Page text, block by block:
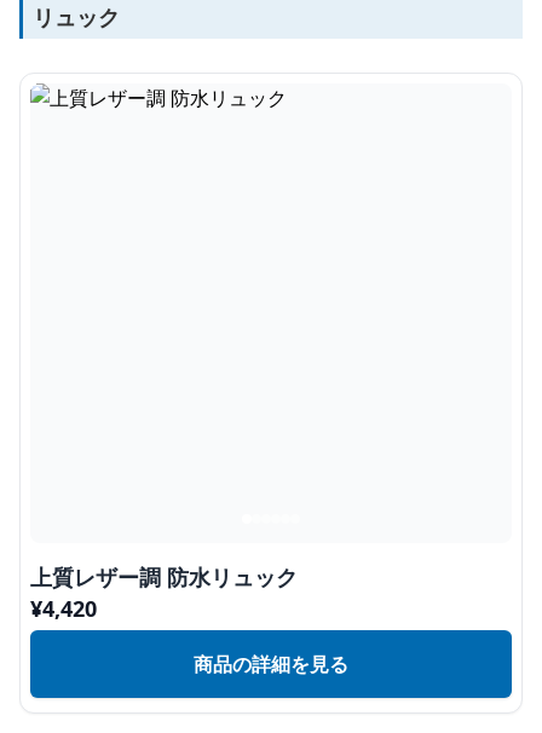
リュック
上質レザー調 防水リュック
¥4,420
商品の詳細を見る